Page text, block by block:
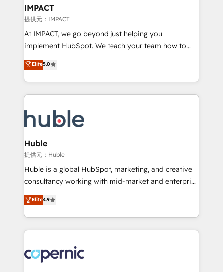
Integration templates that put HubSpot in the center
of your tech stack, syncing... 🛍️ Shopify or
WooCommerce 💲 Stripe or Paypal 💰 Sage or
Netsuite 🤖 Google or Microsoft ✍️ DocuSign or
the rare Advanced "Custom Integrations"
Accreditation, securely sync data across... 🔄 any
new HubSpot portal with Advanced Website and
CRM Migrations using our in-house "HubScrub" Tool.
IMPACT
提供元：IMPACT
At IMPACT, we go beyond just helping you
implement HubSpot. We teach your team how to
master it. As the creators of the Endless Customers
System™ (the next evolution of They Ask, You
Answer), we’re the only HubSpot partner built
entirely around coaching and training. That means
skills, processes, and internal team you need to
attract the right buyers, close deals faster, and grow
without outside dependencies. You’ll learn how to: •
Set up, audit, and organize your HubSpot portal •
Get your sales team fully using HubSpot • Track
pipeline and revenue across the entire buyer journey
growth • Create content and videos that attract
buyers • Use AI to scale smarter Our coaching-led
lasts. So if you're ready to become the most trusted
voice in your market, let’s talk.
Elite5.0
Huble
提供元：Huble
Huble is a global HubSpot, marketing, and creative
consultancy working with mid-market and enterprise
businesses. We go beyond implementation, shaping
the strategy, processes, and teams that turn
HubSpot into a genuine growth engine. Named
HubSpot's Global Partner of the Year in 2024,
worldwide, and with over 15 years in the ecosystem,
Huble has built a track record that speaks for itself.
Elite4.9